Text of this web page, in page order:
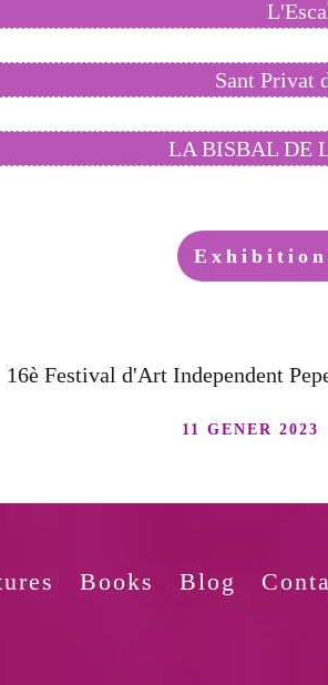
Sant Privat
LA BISBAL DE
16è Festival d'Art Independent
11 GENER 2023
Books Blog